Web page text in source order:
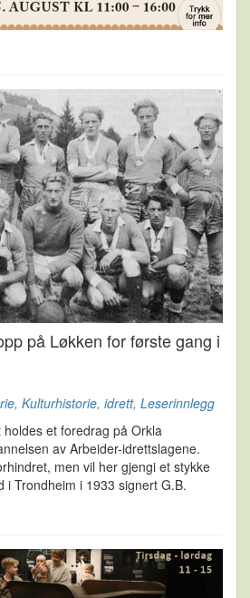
på Løkken for første gang i
, Kulturhistorie, idrett, Leserinnlegg
et foredrag på Orkla
av Arbeider-idrettslagene.
men vil her gjengi et stykke
i Trondheim i 1933 signert G.B.